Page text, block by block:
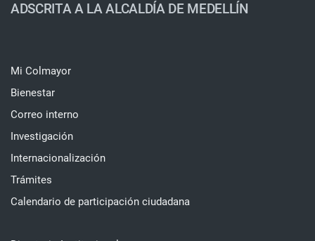
ADSCRITA A LA ALCALDÍA DE MEDELLÍN
Mi Colmayor
Bienestar
Correo interno
Investigación
Internacionalización
Trámites
Calendario de participación ciudadana